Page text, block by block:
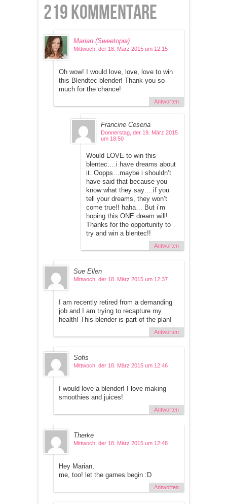
219 Kommentare
Marian (Sweetopia)
Mittwoch, der 18. März 2015 um 12:15
Oh wow! I would love, love, love to win
this Blendtec blender! Thank you so
much for the chance!
Antworten
Francine Cesena
Donnerstag, der 19. März 2015
um 18:50
Would LOVE to win this
blentec….i have dreams about
it. Oopps…maybe i shouldn’t
have said that because you
know what they say….if you
tell your dreams, they won’t
come true!! haha… But i’m
hoping this ONE dream will!
Thanks for the opportunity to
try and win a blentec!!
Antworten
Sue Ellen
Mittwoch, der 18. März 2015 um 12:37
I am recently retired from a demanding
job and I am trying to recapture my
health! This blender is part of the plan!
Antworten
Sofis
Mittwoch, der 18. März 2015 um 12:46
I would love a blender! I love making
smoothies and juices!
Antworten
Therke
Mittwoch, der 18. März 2015 um 12:48
Hey Marian,
me, too! let the games begin :D
Antworten